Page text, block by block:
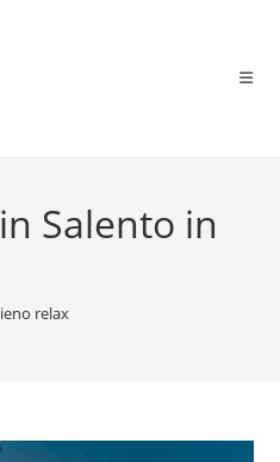
Salento in
relax